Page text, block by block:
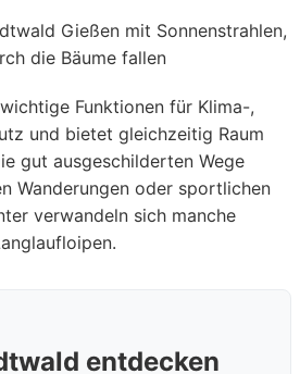
Funktionen für Klima-,
und bietet gleichzeitig Raum
gut ausgeschilderten Wege
Wanderungen oder sportlichen
verwandeln sich manche
entdecken